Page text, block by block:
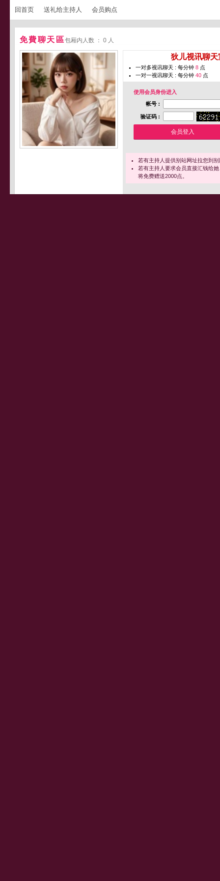
回首页 送礼给主持人 会员购点
免費聊天區包厢内人数 ： 0 人
狄儿视讯聊天
一对多视讯聊天 : 每分钟 8 点
一对一视讯聊天 : 每分钟 40 点
使用会员身份进入
帐号 :
验证码 :
若有主持人提供别站网址拉您到
若有主持人要求会员直接汇钱给
将免费赠送2000点。